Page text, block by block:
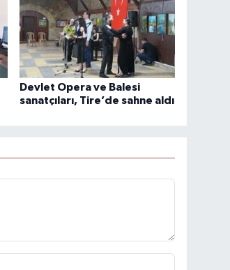
Devlet Opera ve Balesi
sanatçıları, Tire’de sahne aldı